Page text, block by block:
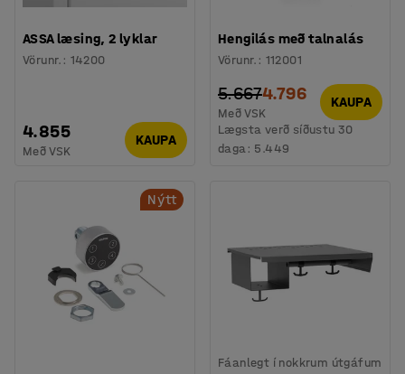
ASSA læsing, 2 lyklar
Vörunr. : 14200
4.855
Með VSK
KAUPA
Hengilás með talnalás
Vörunr. : 112001
4.796
5.667
Með VSK
KAUPA
Lægsta verð síðustu 30
daga: 5.449
Nýtt
Fáanlegt í nokkrum útgáfum